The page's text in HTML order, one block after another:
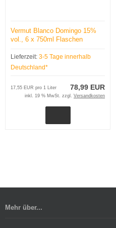
Vermut Blanco Domingo 15%
vol., 6 x 750ml Flaschen
Lieferzeit: 3-5 Tage innerhalb
Deutschland*
78,99 EUR
17,55 EUR pro 1 Liter
inkl. 19 % MwSt. zzgl. Versandkosten
Mehr über...